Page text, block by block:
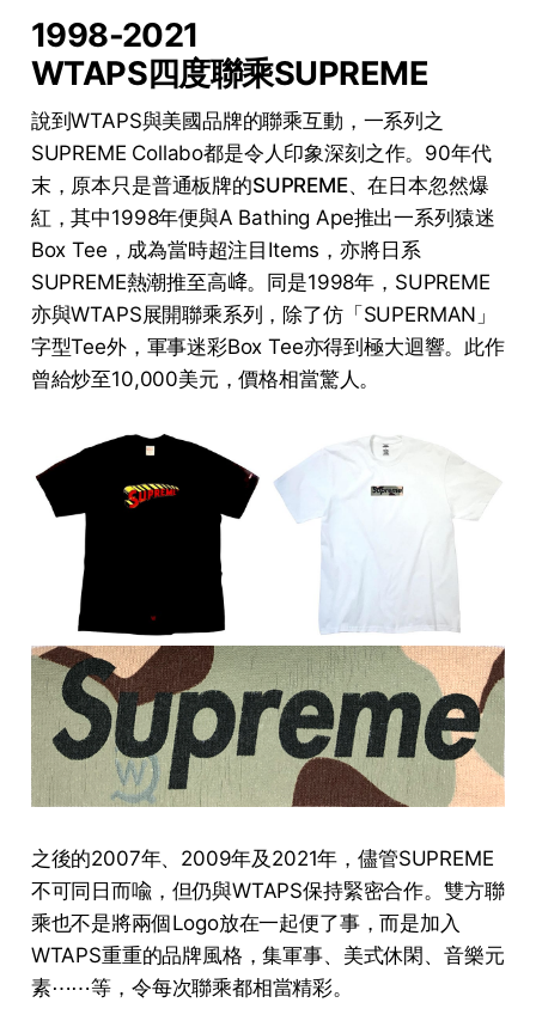
1998-2021
WTAPS四度聯乘SUPREME
說到WTAPS與美國品牌的聯乘互動，一系列之
SUPREME Collabo都是令人印象深刻之作。90年代
末，原本只是普通板牌的SUPREME、在日本忽然爆
紅，其中1998年便與A Bathing Ape推出一系列猿迷
Box Tee，成為當時超注目Items，亦將日系
SUPREME熱潮推至高𡶶。同是1998年，SUPREME
亦與WTAPS展開聯乘系列，除了仿「SUPERMAN」
字型Tee外，軍事迷彩Box Tee亦得到極大迴響。此作
曾給炒至10,000美元，價格相當驚人。
之後的2007年、2009年及2021年，儘管SUPREME
不可同日而喩，但仍與WTAPS保持緊密合作。雙方聯
乘也不是將兩個Logo放在一起便了事，而是加入
WTAPS重重的品牌風格，集軍事、美式休閑、音樂元
素⋯⋯等，令每次聯乘都相當精彩。